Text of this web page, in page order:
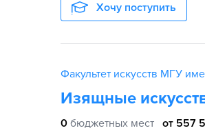
Хочу поступить
Факультет искусств МГУ
Изящные
0 бюджетных мест от 557